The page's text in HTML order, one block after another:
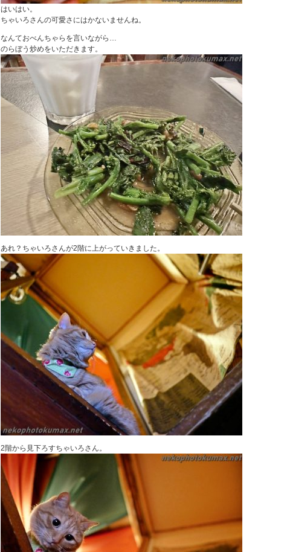
はいはい。
ちゃいろさんの可愛さにはかないませんね。
なんておべんちゃらを言いながら…
のらぼう炒めをいただきます。
あれ？ちゃいろさんが2階に上がっていきました。
2階から見下ろすちゃいろさん。